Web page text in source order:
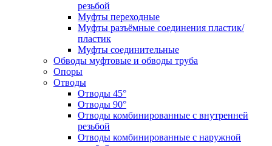
резьбой
Муфты переходные
Муфты разъёмные соединения пластик/
пластик
Муфты соединительные
Обводы муфтовые и обводы труба
Опоры
Отводы
Отводы 45°
Отводы 90°
Отводы комбинированные с внутренней
резьбой
Отводы комбинированные с наружной